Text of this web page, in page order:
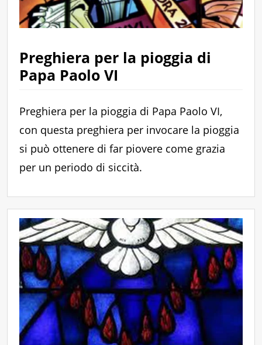
Preghiera per la pioggia di
Papa Paolo VI
Preghiera per la pioggia di Papa Paolo VI,
con questa preghiera per invocare la pioggia
si può ottenere di far piovere come grazia
per un periodo di siccità.